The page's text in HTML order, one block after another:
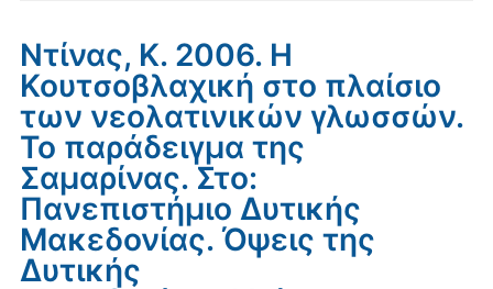
Ντίνας, Κ. 2006. Η
Κουτσοβλαχική στο πλαίσιο
των νεολατινικών γλωσσών.
Το παράδειγμα της
Σαμαρίνας. Στο:
Πανεπιστήμιο Δυτικής
Μακεδονίας. Όψεις της
Δυτικής